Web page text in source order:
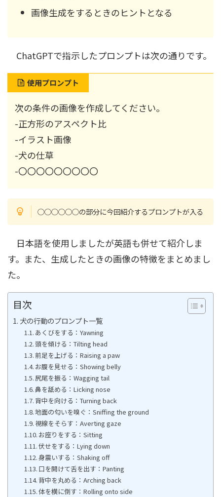
画像生成をするときのヒントとなる
ChatGPTで指示したプロンプトは次の通りです。
使用プロンプト
次の条件の画像を作成してください。
-正方形のアスペクト比
-イラスト画像
-犬の仕草
-〇〇〇〇〇〇〇〇〇
○○○○○○の部分に今回紹介するプロンプトが入る
日本語を使用しましたが英語も併せて紹介しま
す。また、生成したときの画像の特徴をまとめまし
た。
目次
犬の行動のプロンプト一覧
あくびをする：Yawning
頭を傾ける：Tilting head
前足を上げる：Raising a paw
お腹を見せる：Showing belly
尻尾を振る：Wagging tail
鼻を舐める：Licking nose
背中を向ける：Turning back
地面の匂いを嗅ぐ：Sniffing the ground
視線をそらす：Averting gaze
お座りをする：Sitting
伏せをする：Lying down
身震いする：Shaking off
口を開けて舌を出す：Panting
背中を丸める：Arching back
体を横に倒す：Rolling onto side